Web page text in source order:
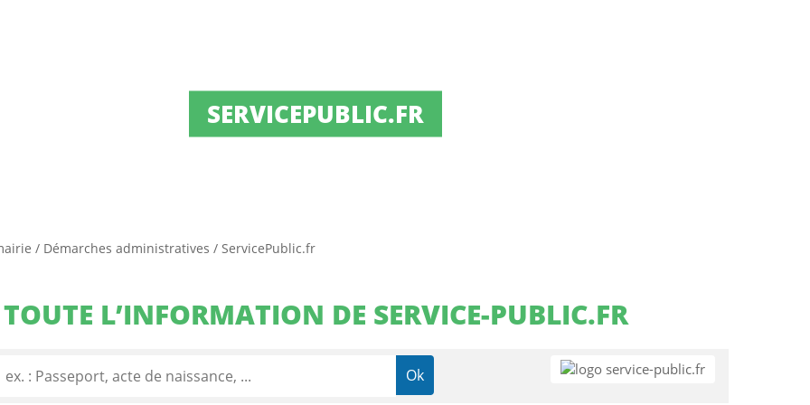
SERVICEPUBLIC.FR
/ Démarches administratives / ServicePublic.fr
TOUTE L’INFORMATION DE SERVICE-PUBLIC.FR